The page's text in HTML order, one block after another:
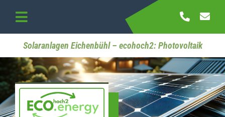
content
Toggle
Navigation
Startseite
Referenzen
Kontakt
Solaranlagen Eichenbühl – ecohoch2: Photovoltaik